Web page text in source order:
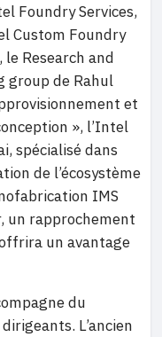
Foundry Services,
Custom Foundry
Research and
group de Rahul
et
», l’Intel
spécialisé dans
de l’écosystème
IMS
un rapprochement
un avantage
du
L’ancien